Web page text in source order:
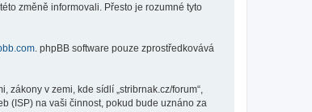
změně informovali. Přesto je rozumné tyto
. phpBB software pouze zprostředkovává
v zemi, kde sídlí „stribrnak.cz/forum“,
(ISP) na vaši činnost, pokud bude uznáno za